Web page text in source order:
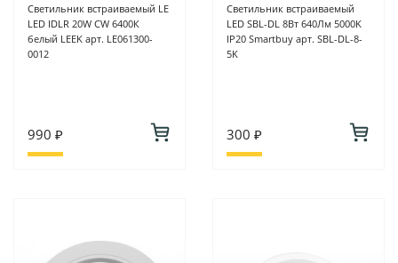
Светильник встраиваемый LE
LED IDLR 20W CW 6400К
белый LEEK арт. LE061300-
0012
990 ₽
Светильник встраиваемый
LED SBL-DL 8Вт 640Лм 5000K
IP20 Smartbuy арт. SBL-DL-8-
5K
300 ₽